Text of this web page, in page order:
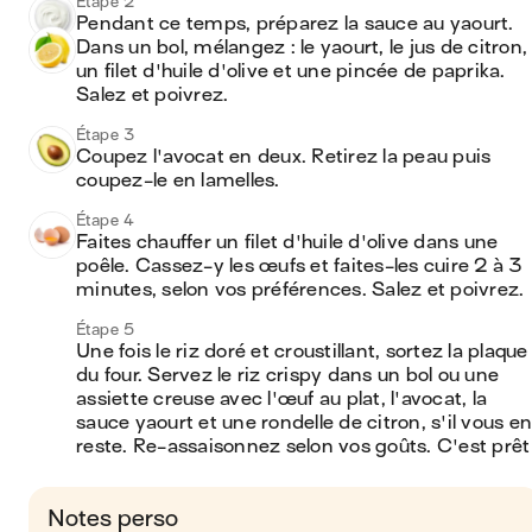
Pendant ce temps, préparez la sauce au yaourt.
Dans un bol, mélangez : le yaourt, le jus de citron,
un filet d'huile d'olive et une pincée de paprika.
Salez et poivrez.
Étape 3
Coupez l'avocat en deux. Retirez la peau puis
coupez-le en lamelles.
Étape 4
Faites chauffer un filet d'huile d'olive dans une
poêle. Cassez-y les œufs et faites-les cuire 2 à 3
minutes, selon vos préférences. Salez et poivrez.
Étape 5
Une fois le riz doré et croustillant, sortez la plaque
du four. Servez le riz crispy dans un bol ou une
assiette creuse avec l'œuf au plat, l'avocat, la
sauce yaourt et une rondelle de citron, s'il vous en
reste. Re-assaisonnez selon vos goûts. C'est prêt
Notes perso